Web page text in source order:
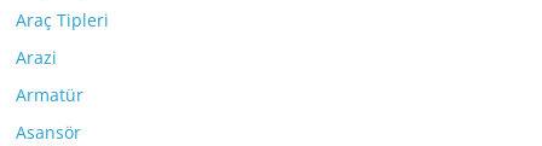
Araç Tipleri
Arazi
Armatür
Asansör